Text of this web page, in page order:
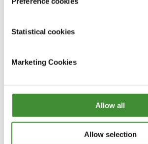
Statistical cookies
Marketing Cookies
Allow all
Allow selection
Inspiring Talk com Piero
Torassa